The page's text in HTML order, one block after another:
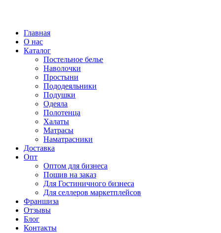
Главная
О нас
Каталог
Постельное белье
Наволочки
Простыни
Пододеяльники
Подушки
Одеяла
Полотенца
Халаты
Матрасы
Наматрасники
Доставка
Опт
Оптом для бизнеса
Пошив на заказ
Для Гостиничного бизнеса
Для селлеров маркетплейсов
Франшиза
Отзывы
Блог
Контакты